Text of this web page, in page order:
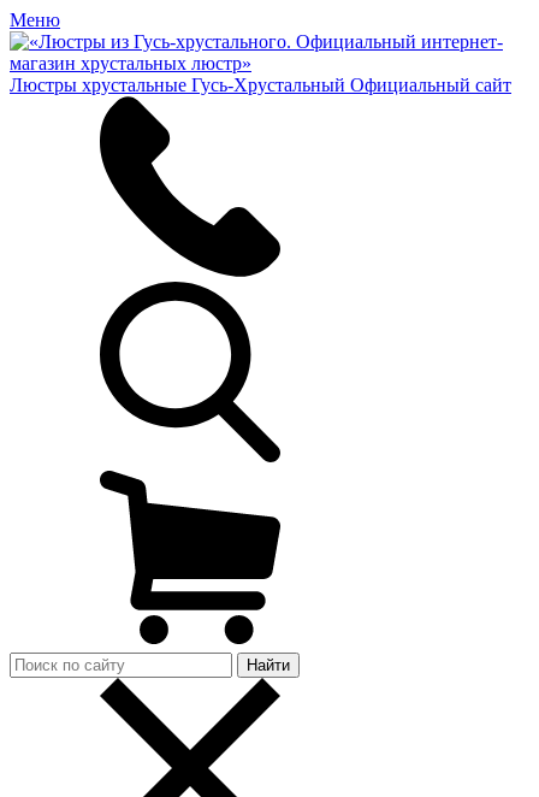
Меню
Люстры хрустальные Гусь-Хрустальный Официальный сайт
Найти